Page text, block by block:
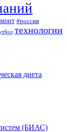
#россия
технологии
диета
(БИАС)